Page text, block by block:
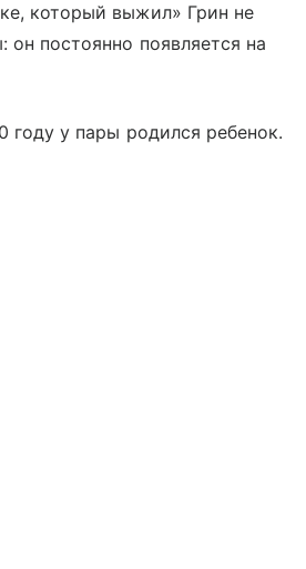
который выжил» Грин не
он постоянно появляется на
году у пары родился ребенок.